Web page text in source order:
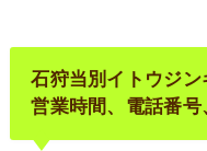
石狩当別イトウジン
営業時間、電話番号